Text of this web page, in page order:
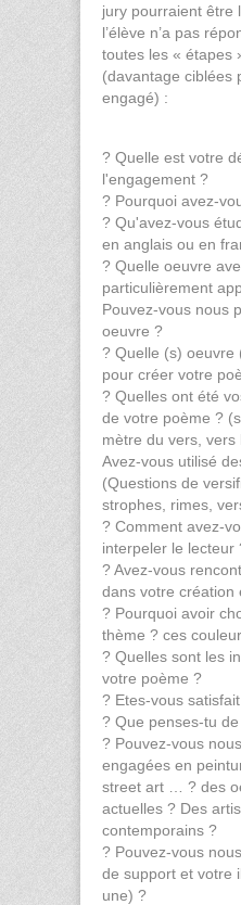
jury pourraient être
l’élève n’a pas
toutes les « étapes
(davantage ciblées
engagé) :
? Quelle est votre
l'engagement ?
? Pourquoi avez-
? Qu'avez-vous
en anglais ou en
? Quelle oeuvre
particulièrement
Pouvez-vous nous
oeuvre ?
? Quelle (s) oeuvre
pour créer votre
? Quelles ont été
de votre poème ?
mètre du vers, vers
Avez-vous utilisé
(Questions de
strophes, rimes,
? Comment avez-
interpeler le lecteur
? Avez-vous
dans votre création
? Pourquoi avoir
thème ? ces
? Quelles sont les
votre poème ?
? Etes-vous
? Que penses-tu
? Pouvez-vous
engagées en
street art … ? des
actuelles ? Des
contemporains ?
? Pouvez-vous
de support et votre
une) ?